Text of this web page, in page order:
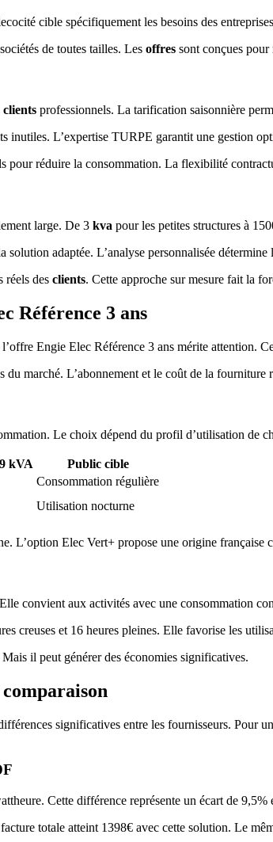
cible spécifiquement les besoins des
de toutes tailles. Les offres sont conçues pour
clients professionnels. La tarification saisonnière
inutiles. L’expertise TURPE garantit une gestion
pour réduire la consommation. La flexibilité
large. De 3 kva pour les petites structures à
adaptée. L’analyse personnalisée
réels des clients. Cette approche sur mesure fait la
Référence 3 ans
Engie Elec Référence 3 ans mérite attention.
marché. L’abonnement et le coût de la fourniture
Le choix dépend du profil d’utilisation de
kVA
Public cible
Consommation régulière
Utilisation nocturne
L’option Elec Vert+ propose une origine française
convient aux activités avec une consommation
creuses et 16 heures pleines. Elle favorise les
il peut générer des économies significatives.
significatives entre les fournisseurs.
Cette différence représente un écart de 9,5%
totale atteint 1398€ avec cette solution. Le